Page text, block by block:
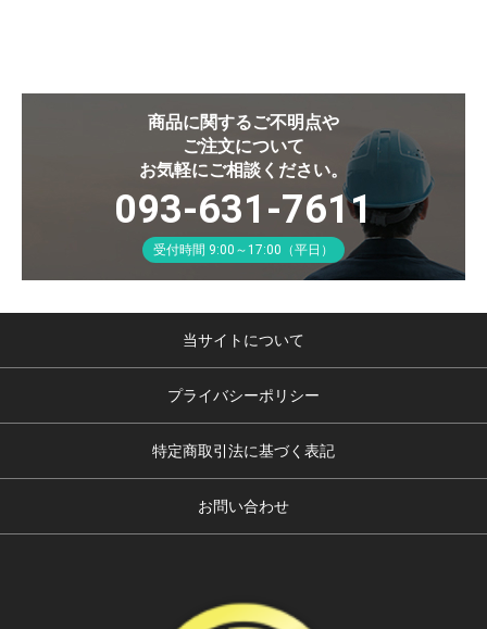
商品に関するご不明点や
ご注文について
お気軽にご相談ください。
093-631-7611
受付時間 9:00～17:00（平日）
当サイトについて
プライバシーポリシー
特定商取引法に基づく表記
お問い合わせ